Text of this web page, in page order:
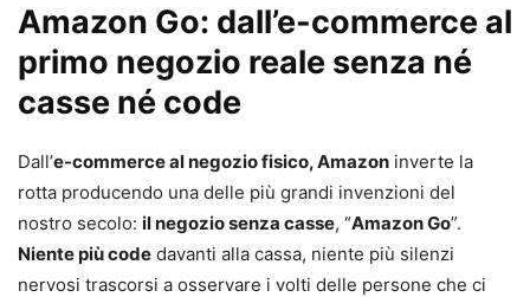
Amazon Go: dall’e-commerce al
primo negozio reale senza né
casse né code
Dall’e-commerce al negozio fisico, Amazon inverte la
rotta producendo una delle più grandi invenzioni del
nostro secolo: il negozio senza casse, “Amazon Go”.
Niente più code davanti alla cassa, niente più silenzi
nervosi trascorsi a osservare i volti delle persone che ci